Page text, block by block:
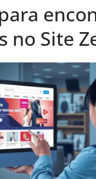
no Site